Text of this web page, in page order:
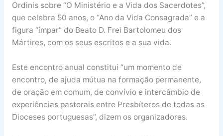
Ordinis sobre “O Ministério e a Vida dos Sacerdotes”,
que celebra 50 anos, o “Ano da Vida Consagrada” e a
figura “ímpar” do Beato D. Frei Bartolomeu dos
Mártires, com os seus escritos e a sua vida.
Este encontro anual constitui “um momento de
encontro, de ajuda mútua na formação permanente,
de oração em comum, de convívio e intercâmbio de
experiências pastorais entre Presbíteros de todas as
Dioceses portuguesas”, dizem os organizadores.